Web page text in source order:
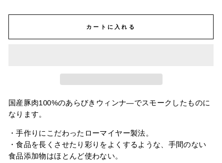
カートに入れる
国産豚肉100%のあらびきウィンナ―でスモークしたものに
なります。
・手作りにこだわったローマイヤー製法。
・食品を長くさせたり彩りをよくするような、手間のない
食品添加物はほとんど使わない。